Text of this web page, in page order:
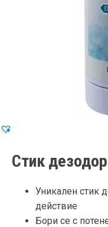
Стик
Уникален стик
действие
Бори се с